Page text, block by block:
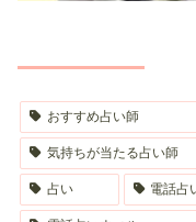
おすすめ占い師
気持ちが当たる占い師
占い 電話占